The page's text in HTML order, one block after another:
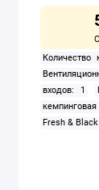
Количество
входов: 1
кемпинговая
Fresh & Black